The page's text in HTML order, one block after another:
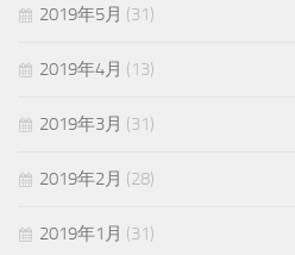
2019年5月 (31)
2019年4月 (13)
2019年3月 (31)
2019年2月 (28)
2019年1月 (31)